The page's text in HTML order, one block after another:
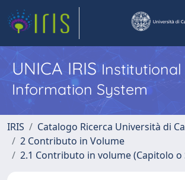
UNICA IRISInstitutional
Information System
IRIS
Catalogo Ricerca Università di
2 Contributo in Volume
2.1 Contributo in volume (Capitolo o